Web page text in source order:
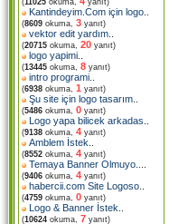
(11025 okuma, yanıt)
Kantindeyim.Com için logo
(8609 okuma, 3 yanıt)
vektor edit yardım
(20715 okuma, 20 yanıt)
logo yapimi
(13445 okuma, 8 yanıt)
intro programi
(6938 okuma, 1 yanıt)
Şu site için logo tasarım
(5486 okuma, 0 yanıt)
Logo yapa bilicek arkadas
(9138 okuma, 4 yanıt)
Amblem İstek
(8552 okuma, 4 yanıt)
Temaya Banner Olmuyo..
(9406 okuma, 4 yanıt)
habercii.com Site Logoso
(4759 okuma, 0 yanıt)
Logo & Banner İstek
(10624 okuma, 7 yanıt)